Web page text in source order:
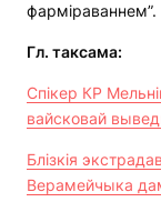
фарміраваннем”.
Гл. таксама:
Спікер КР
вайсковай
Блізкія
Верамейчыка